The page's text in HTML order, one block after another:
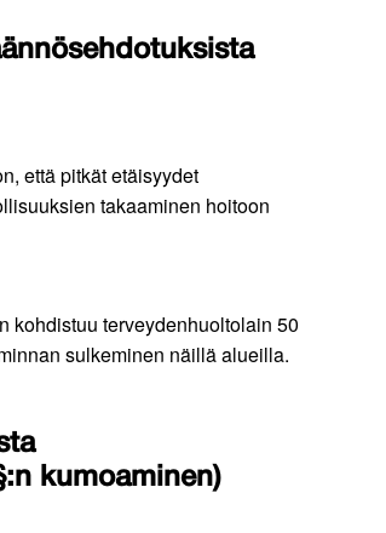
että pitkät etäisyydet
takaaminen hoitoon
kohdistuu terveydenhuoltolain 50
sulkeminen näillä alueilla.
kumoaminen)